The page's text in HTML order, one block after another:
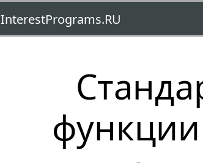
InterestPrograms.RU